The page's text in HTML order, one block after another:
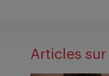
Articles